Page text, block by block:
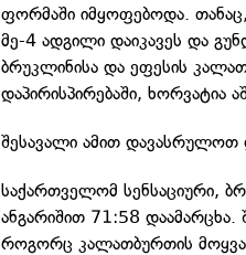
ფორმაში იმყოფებოდა.
მე-4 ადგილი დაიკავეს და
ბრუკლინისა და ეფესის
დაპირისპირებაში, ხორვატია
შესავალი ამით დავასრულოთ
საქართველომ სენსაციური,
ანგარიშით 71:58 დაამარცხა.
როგორც კალათბურთის